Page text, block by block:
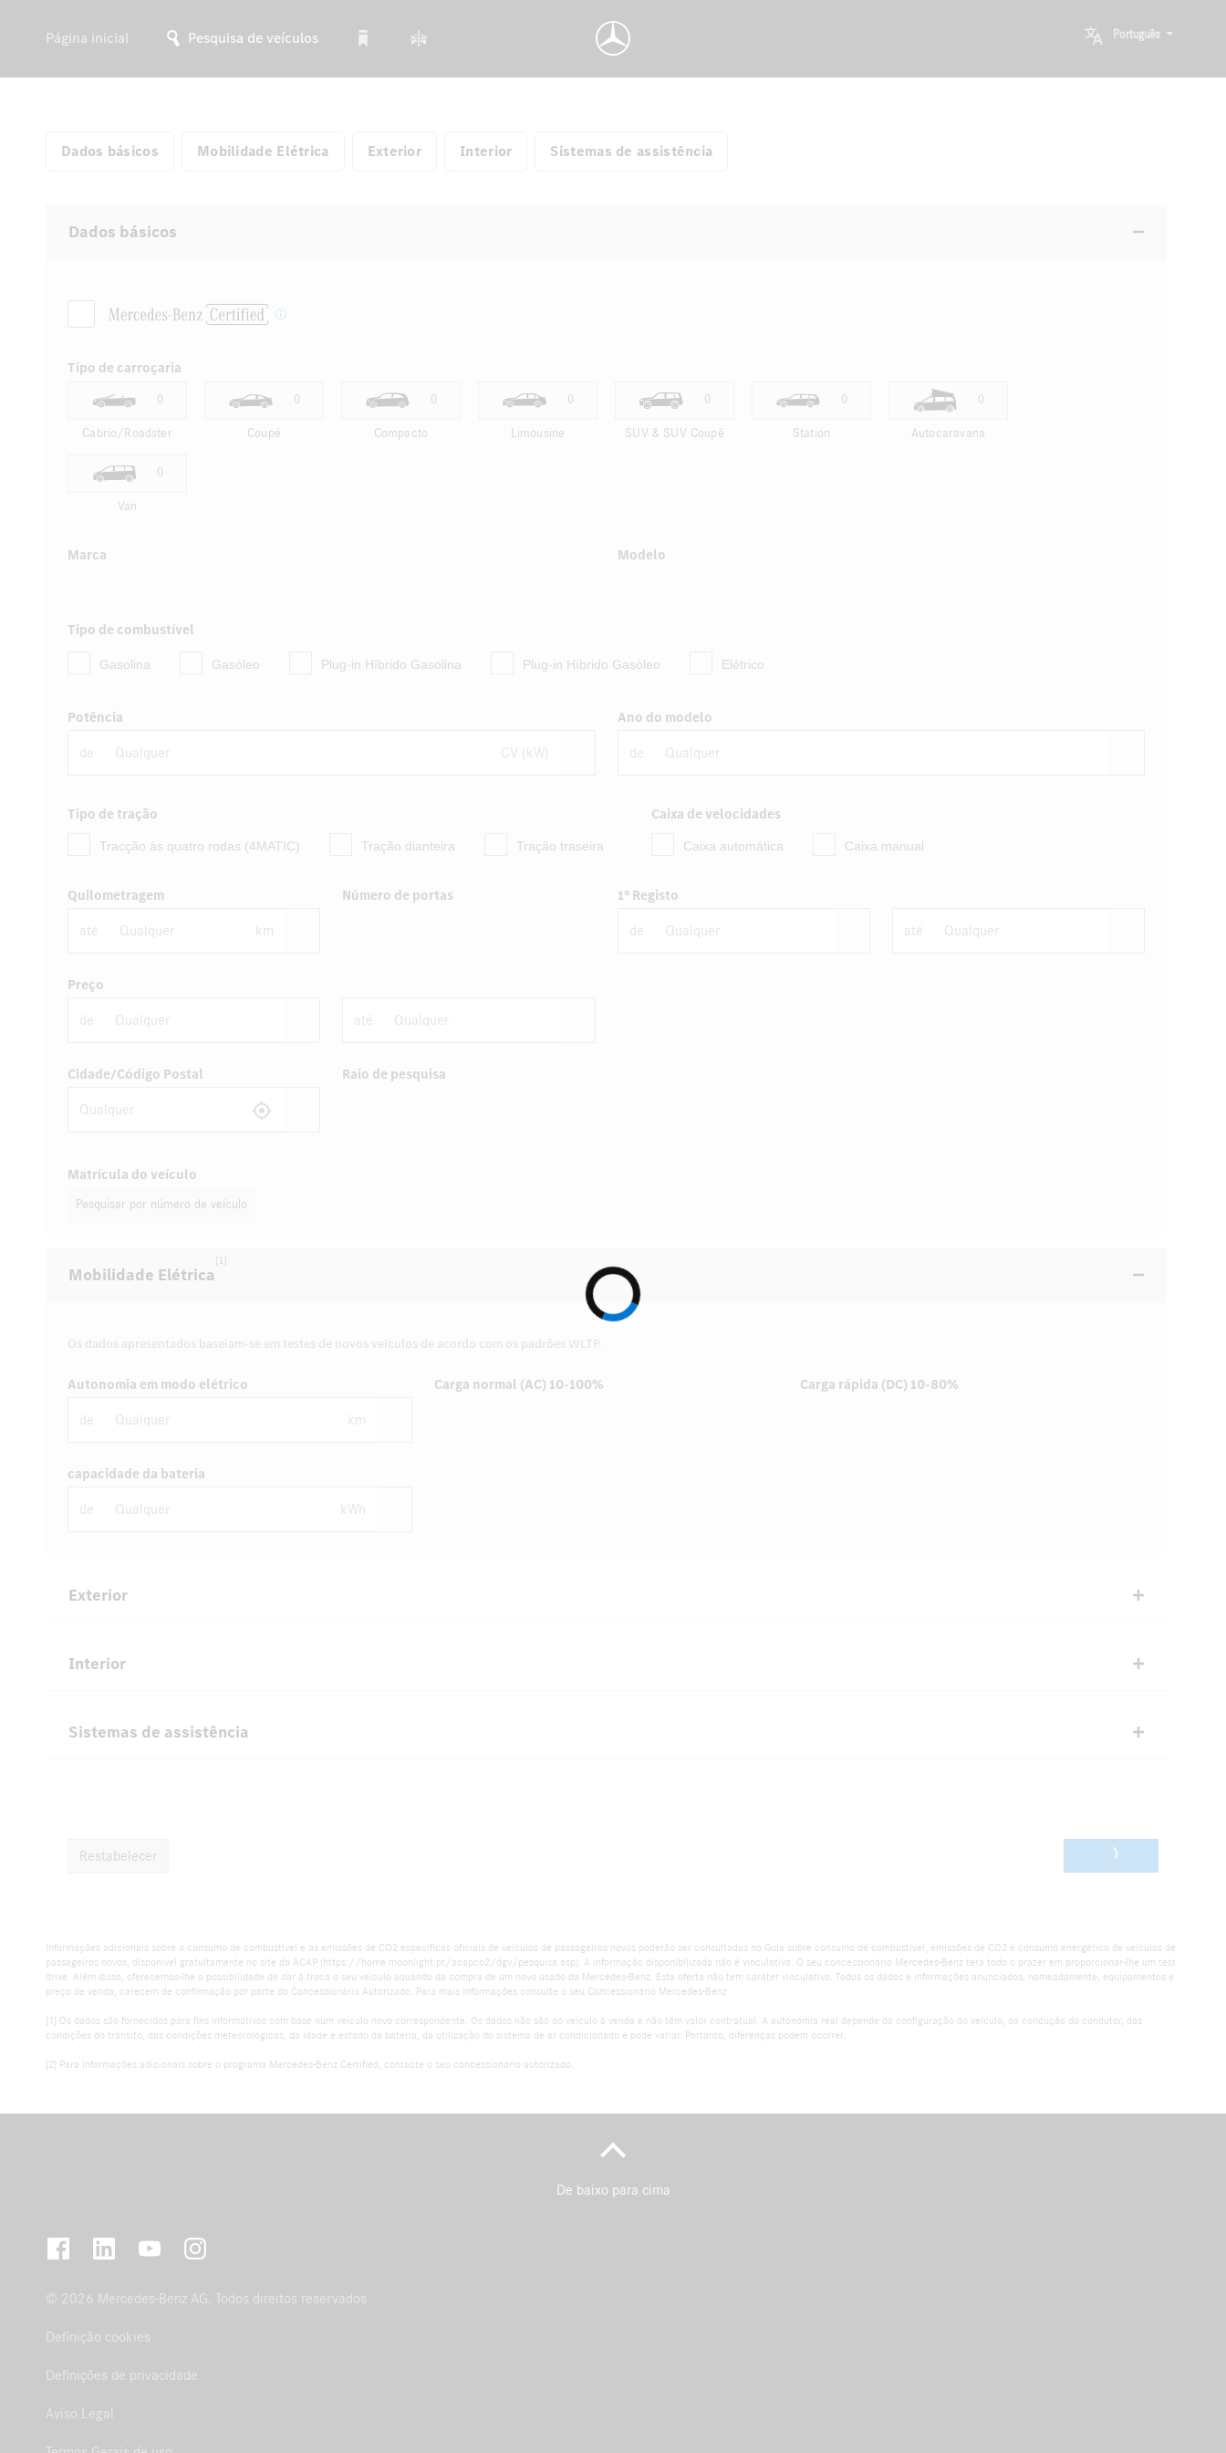
Página inicial Pesquisa de veículos Português
Dados básicos Mobilidade Elétrica Exterior Interior Sistemas de assistência
Dados básicos
Tipo de carroçaria
0
Cabrio/Roadster
0
Coupé
0
Compacto
0
Limousine
0
SUV & SUV Coupé
0
Station
0
Autocaravana
0
Van
Marca Modelo
Tipo de combustível
Gasolina Gasóleo Plug-in Híbrido Gasolina Plug-in Híbrido Gasóleo Elétrico
Potência
de CV (kW)
Ano do modelo
de
Tipo de tração
Tracção às quatro rodas (4MATIC) Tração dianteira Tração traseira
Caixa de velocidades
Caixa automática Caixa manual
Quilometragem
até km
Número de portas 1º Registo
de até
Preço
de até
Cidade/Código Postal Raio de pesquisa
Matrícula do veículo
Pesquisar por número de veículo
Mobilidade Elétrica
[1]
Os dados apresentados baseiam-se em testes de novos veículos de acordo com os padrões WLTP.
Autonomia em modo elétrico
de km
Carga normal (AC) 10-100% Carga rápida (DC) 10-80%
capacidade da bateria
de kWh
Exterior
Interior
Sistemas de assistência
Restabelecer 0 vehicles
Informações adicionais sobre o consumo de combustível e as emissões de CO2 específicas oficiais de veículos de passageiros novos poderão ser consultadas no Guia sobre consumo de combustível, emissões de CO2 e consumo energético de veículos de
passageiros novos, disponível gratuitamente no site da ACAP (https://home.moonlight.pt/acapco2/dgv/pesquisa.asp). A informação disponibilizada não é vinculativa. O seu concessionário Mercedes-Benz terá todo o prazer em proporcionar-lhe um test
drive. Além disso, oferecemos-lhe a possibilidade de dar à troca o seu veículo aquando da compra de um novo usado da Mercedes-Benz. Esta oferta não tem caráter vinculativo. Todos os dados e informações anunciados, nomeadamente, equipamentos e
preço de venda, carecem de confirmação por parte do Concessionário Autorizado. Para mais informações consulte o seu Concessionário Mercedes-Benz
[1] Os dados são fornecidos para fins informativos com base num veículo novo correspondente. Os dados não são do veículo à venda e não têm valor contratual. A autonomia real depende da configuração do veículo, da condução do condutor, das
condições do trânsito, das condições meteorológicas, da idade e estado da bateria, da utilização do sistema de ar condicionado e pode variar. Portanto, diferenças podem ocorrer.
[2] Para informações adicionais sobre o programa Mercedes-Benz Certified, contacte o seu concessionário autorizado.
De baixo para cima
© 2026 Mercedes-Benz AG. Todos direitos reservados
Definição cookies
Definições de privacidade
Aviso Legal